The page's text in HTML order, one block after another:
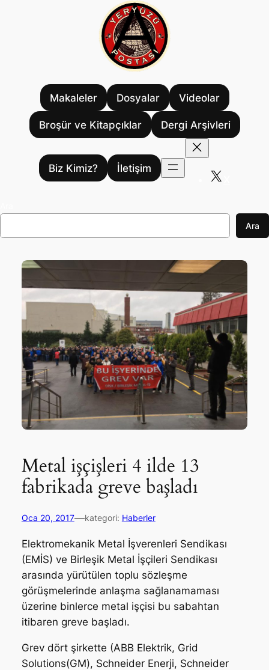
Makaleler Dosyalar Videolar
Broşür ve Kitapçıklar Dergi Arşivleri
Biz Kimiz?
İletişim
Ara
Metal işçişleri 4 ilde 13
fabrikada greve başladı
Oca 20, 2017—kategori: Haberler
Elektromekanik Metal İşverenleri Sendikası
(EMİS) ve Birleşik Metal İşçileri Sendikası
arasında yürütülen toplu sözleşme
görüşmelerinde anlaşma sağlanamaması
üzerine binlerce metal işçisi bu sabahtan
itibaren greve başladı.
Grev dört şirkette (ABB Elektrik, Grid
Solutions(GM), Schneider Enerji, Schneider